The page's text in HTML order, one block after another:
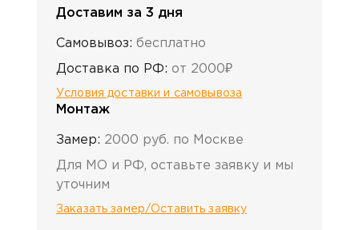
Доставим за 3 дня
Самовывоз: бесплатно
Доставка по РФ: от 2000₽
Условия доставки и самовывоза
Монтаж
Замер: 2000 руб. по Москве
Для МО и РФ, оставьте заявку и мы
уточним
Заказать замер/Оставить заявку